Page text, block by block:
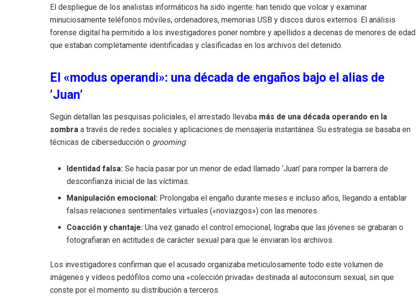
El despliegue de los analistas informáticos ha sido ingente: han tenido que volcar y examinar
minuciosamente teléfonos móviles, ordenadores, memorias USB y discos duros externos. El análisis
forense digital ha permitido a los investigadores poner nombre y apellidos a decenas de menores de edad
que estaban completamente identificadas y clasificadas en los archivos del detenido.
El «modus operandi»: una década de engaños bajo el alias de
‘Juan’
Según detallan las pesquisas policiales, el arrestado llevaba más de una década operando en la
sombra a través de redes sociales y aplicaciones de mensajería instantánea. Su estrategia se basaba en
técnicas de ciberseducción o grooming:
Identidad falsa: Se hacía pasar por un menor de edad llamado ‘Juan’ para romper la barrera de
desconfianza inicial de las víctimas.
Manipulación emocional: Prolongaba el engaño durante meses e incluso años, llegando a entablar
falsas relaciones sentimentales virtuales («noviazgos») con las menores.
Coacción y chantaje: Una vez ganado el control emocional, lograba que las jóvenes se grabaran o
fotografiaran en actitudes de carácter sexual para que le enviaran los archivos.
Los investigadores confirman que el acusado organizaba meticulosamente todo este volumen de
imágenes y vídeos pedófilos como una «colección privada» destinada al autoconsum sexual, sin que
conste por el momento su distribución a terceros.